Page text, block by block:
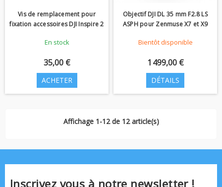
Vis de remplacement pour
fixation accessoires DJI Inspire 2
En stock
35,00 €
ACHETER
Objectif DJI DL 35 mm F2.8 LS
ASPH pour Zenmuse X7 et X9
Bientôt disponible
1 499,00 €
DÉTAILS
Affichage 1-12 de 12 article(s)
Inscrivez vous à notre newsletter !